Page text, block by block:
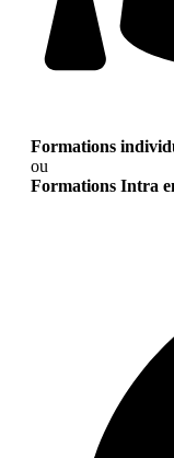
Formations
ou
Formations Intra